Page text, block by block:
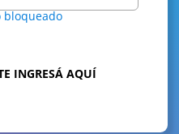
bloqueado
INGRESÁ AQUÍ